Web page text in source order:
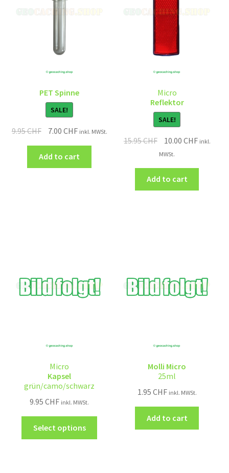
PET Spinne
SALE!
9.95CHF 7.00 CHF inkl. MWSt.
Add to cart
Micro
Reflektor
SALE!
15.95CHF 10.00 CHF inkl.
MWSt.
Add to cart
Micro
Kapsel
grün/camo/schwarz
9.95CHF inkl. MWSt.
Select options
Molli Micro
25ml
1.95 CHF inkl. MWSt.
Add to cart